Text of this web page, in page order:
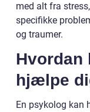
med alt fra
specifikke
og traumer.
Hvordan
hjælpe
En psykolog